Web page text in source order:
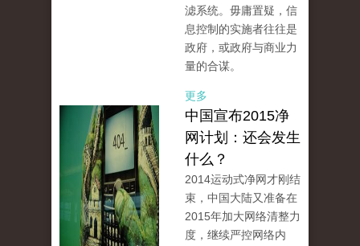
滤系统。毋庸置疑，信
息控制的实施者往往是
政府，或政府与商业力
量的合谋。
更多
中国宣布2015净
网计划：还会发生
什么？
2014运动式净网才刚结
束，中国大陆又准备在
2015年加大网络清整力
度，继续严控网络内